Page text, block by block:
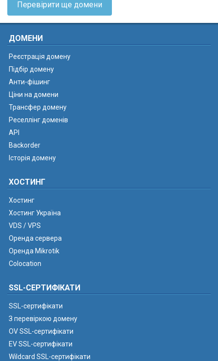
Перевірити ще домени
ДОМЕНИ
Реєстрація домену
Підбір домену
Анти-фішинг
Ціни на домени
Трансфер домену
Реселлінг доменів
API
Backorder
Історія домену
ХОСТИНГ
Хостинг
Хостинг Україна
VDS / VPS
Оренда сервера
Оренда Mikrotik
Colocation
SSL-СЕРТИФІКАТИ
SSL-сертифікати
З перевіркою домену
OV SSL-сертифікати
EV SSL-сертифікати
Wildcard SSL-сертифікати